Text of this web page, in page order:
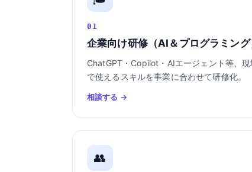
01
企業向け研修（AI＆プログラミング
ChatGPT・Copilot・AIエージェント等、現
で使えるスキルを事業に合わせて研修化。
相談する →
👥